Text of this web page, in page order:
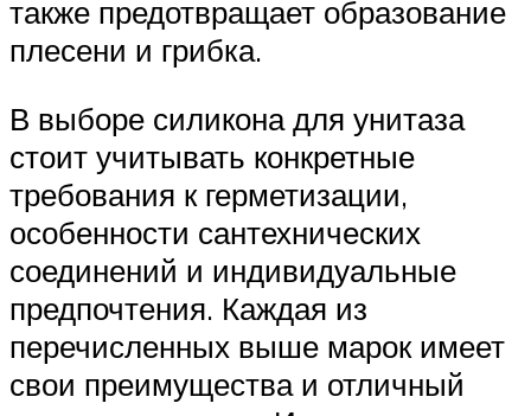
также предотвращает образование
плесени и грибка.
В выборе силикона для унитаза
стоит учитывать конкретные
требования к герметизации,
особенности сантехнических
соединений и индивидуальные
предпочтения. Каждая из
перечисленных выше марок имеет
свои преимущества и отличный